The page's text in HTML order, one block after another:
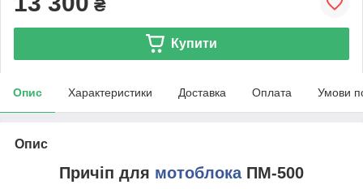
₴
Купити
Опис Характеристики Доставка Оплата Умови
Опис
Причіп для мотоблокаПМ-500